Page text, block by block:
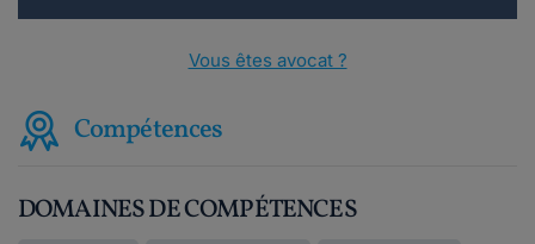
Vous êtes avocat ?
Compétences
DOMAINES DE COMPÉTENCES